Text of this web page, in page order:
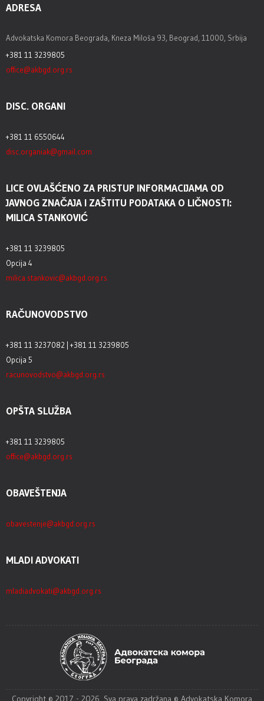
ADRESA
Advokatska Komora Beograda, Kneza Miloša 93, Beograd, 11000, Srbija
+381 11 3239805
office@akbgd.org.rs
DISC. ORGANI
+381 11 6550644
disc.organiak@gmail.com
LICE OVLAŠĆENO ZA PRISTUP INFORMACIJAMA OD
JAVNOG ZNAČAJA I ZAŠTITU PODATAKA O LIČNOSTI:
MILICA STANKOVIĆ
+381 11 3239805
Opcija 4
milica.stankovic@akbgd.org.rs
RAČUNOVODSTVO
+381 11 3237082 | +381 11 3239805
Opcija 5
racunovodstvo@akbgd.org.rs
OPŠTA SLUŽBA
+381 11 3239805
office@akbgd.org.rs
OBAVEŠTENJA
obavestenje@akbgd.org.rs
MLADI ADVOKATI
mladiadvokati@akbgd.org.rs
Copyright © 2017 - 2026. Sva prava zadržana © Advokatska Komora